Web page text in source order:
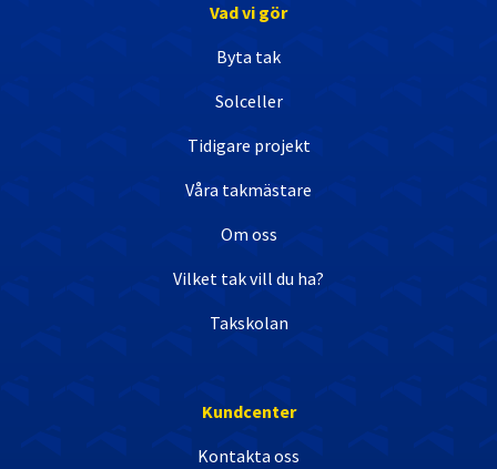
Vad vi gör
Byta tak
Solceller
Tidigare projekt
Våra takmästare
Om oss
Vilket tak vill du ha?
Takskolan
Kundcenter
Kontakta oss